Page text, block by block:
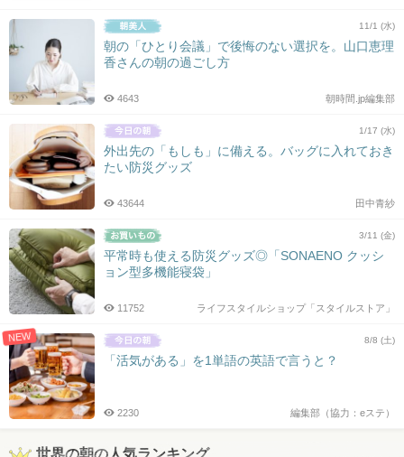
11/1 (水)
朝の「ひとり会議」で後悔のない選択を。山口恵理
香さんの朝の過ごし方
朝時間.jp編集部
4643
1/17 (水)
外出先の「もしも」に備える。バッグに入れておき
たい防災グッズ
田中青紗
43644
3/11 (金)
平常時も使える防災グッズ◎「SONAENO クッシ
ョン型多機能寝袋」
ライフスタイルショップ「スタイルストア」
11752
NEW 8/8 (土)
「活気がある」を1単語の英語で言うと？
編集部（協力：eステ）
2230
世界の朝の人気ランキング